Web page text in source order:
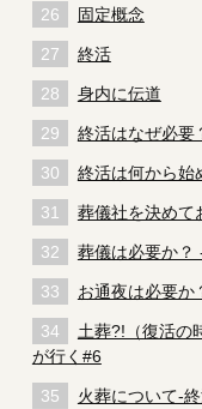
固定概念
終活
身内に伝道
終活はなぜ必要
終活は何から始
葬儀社を決めて
葬儀は必要か？
お通夜は必要か
土葬?!（復活の
が行く#6
火葬について-